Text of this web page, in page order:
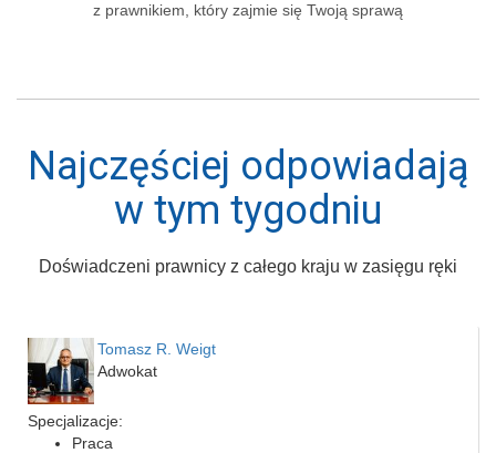
z prawnikiem, który zajmie się Twoją sprawą
Najczęściej odpowiadają
w tym tygodniu
Doświadczeni prawnicy z całego kraju w zasięgu ręki
Tomasz R. Weigt
Adwokat
Specjalizacje:
Praca